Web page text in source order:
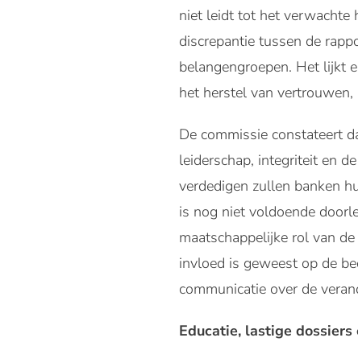
niet leidt tot het verwachte
discrepantie tussen de
belangengroepen. Het lijkt
het herstel van vertrouwen,
De commissie constateert
leiderschap, integriteit en
verdedigen zullen banken
is nog niet voldoende
maatschappelijke rol van
invloed is geweest op de
communicatie over de
Educatie, lastige